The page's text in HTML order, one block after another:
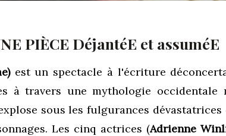
PIÈCE DéjantéE et assuméE
est un spectacle à l'écriture
à travers une mythologie
sous les fulgurances
Les cinq actrices (Adrienne